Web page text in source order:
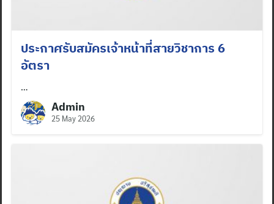
ประกาศรับสมัครเจ้าหน้าที่สายวิชาการ 6
อัตรา
…
Admin
25 May 2026